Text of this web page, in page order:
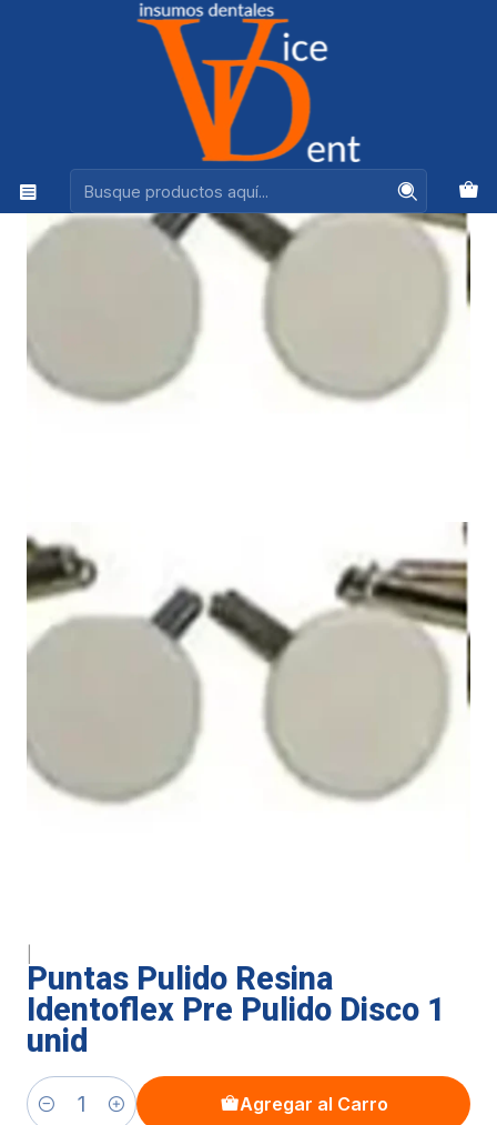
Ventas +56944575313
Puntas Pulido Resina Identoflex Pre Pulido Disco 1 unid
Puntas Pulido Resina
Identoflex Pre Pulido Disco 1
unid
Cantidad
Agregar al Carro